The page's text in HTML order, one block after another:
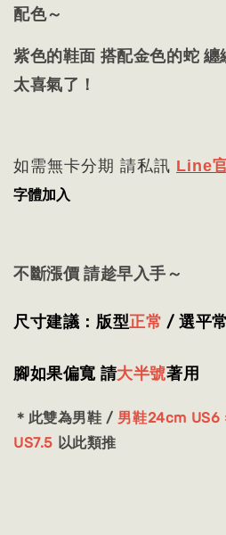
配色～
紫色的鞋面 搭配金色的蛇
太喜氣了！
如需無卡分期 請私訊 Line
字體加入
不斷漲價 請趁早入手～
尺寸建議：版型正常 / 選平
腳如果偏寬 請大半號著用
＊此雙為男鞋 / 男鞋24cm US6
US7.5 以此類推